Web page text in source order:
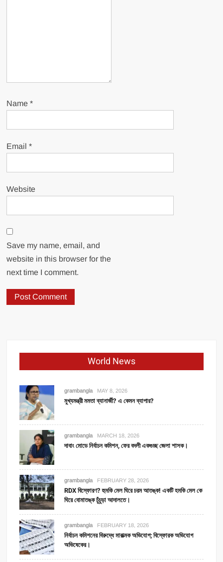
Name*
Email*
Website
Save my name, email, and
website in this browser for the
next time I comment.
World News
grambangla MAY 8, 2026
মুখ্যমন্ত্রী মমতা ব্যানার্জী? এ কেমন ব্যাপার?
grambangla MARCH 18, 2026
দাবাং মোডে নির্বাচন কমিশন, ফের বদলী একগুচ্ছ জেলা শাসক।
grambangla FEBRUARY 28, 2026
RDX বিস্ফোরণ? হুমকি মেল ঘিরে চরম আতঙ্ক! একটি হমকি মেল কে
ঘিরে বোমাতঙ্ক চুঁচুড়া আদালতে।
grambangla FEBRUARY 18, 2026
নির্বাচন কমিশনের বিরুদ্ধে মারাত্মক অভিযোগ; বিস্ফোরক অভিযোগ
অভিষেকের।